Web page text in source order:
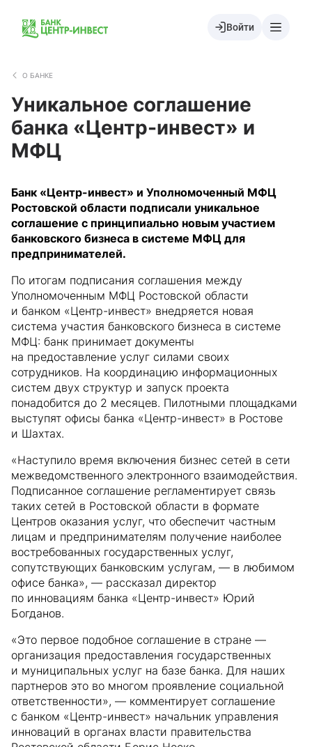
Войти
О БАНКЕ
Уникальное соглашение
банка «Центр-инвест» и
МФЦ
Банк «Центр-инвест» и Уполномоченный МФЦ
Ростовской области подписали уникальное
соглашение с принципиально новым участием
банковского бизнеса в системе МФЦ для
предпринимателей.
По итогам подписания соглашения между
Уполномоченным МФЦ Ростовской области
и банком «Центр-инвест» внедряется новая
система участия банковского бизнеса в системе
МФЦ: банк принимает документы
на предоставление услуг силами своих
сотрудников. На координацию информационных
систем двух структур и запуск проекта
понадобится до 2 месяцев. Пилотными площадками
выступят офисы банка «Центр-инвест» в Ростове
и Шахтах.
«Наступило время включения бизнес сетей в сети
межведомственного электронного взаимодействия.
Подписанное соглашение регламентирует связь
таких сетей в Ростовской области в формате
Центров оказания услуг, что обеспечит частным
лицам и предпринимателям получение наиболее
востребованных государственных услуг,
сопутствующих банковским услугам, — в любимом
офисе банка», — рассказал директор
по инновациям банка «Центр-инвест» Юрий
Богданов.
«Это первое подобное соглашение в стране —
организация предоставления государственных
и муниципальных услуг на базе банка. Для наших
партнеров это во многом проявление социальной
ответственности», — комментирует соглашение
с банком «Центр-инвест» начальник управления
инноваций в органах власти правительства